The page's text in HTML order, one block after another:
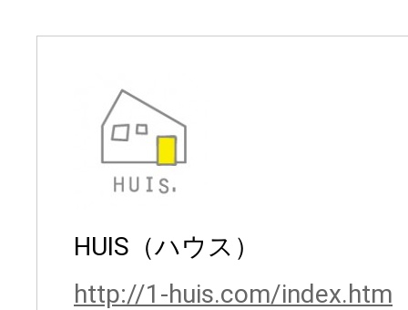
HUIS（ハウス）
http://1-huis.com/index.htm